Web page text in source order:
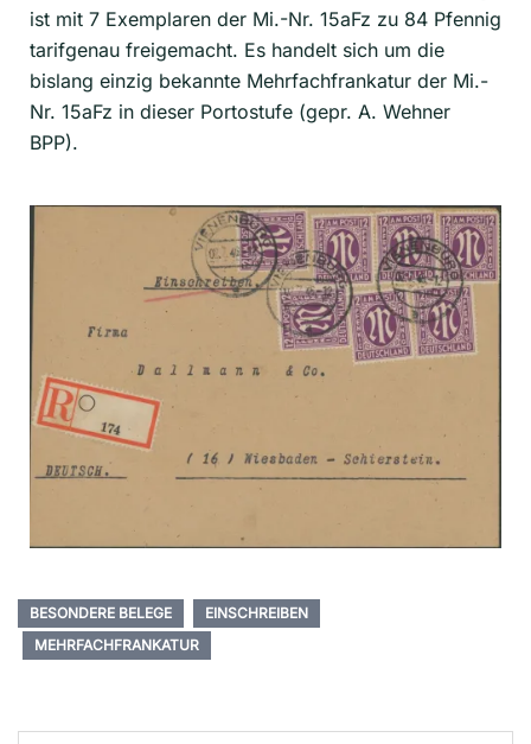
ist mit 7 Exemplaren der Mi.-Nr. 15aFz zu 84 Pfennig
tarifgenau freigemacht. Es handelt sich um die
bislang einzig bekannte Mehrfachfrankatur der Mi.-
Nr. 15aFz in dieser Portostufe (gepr. A. Wehner
BPP).
BESONDERE BELEGE
EINSCHREIBEN
MEHRFACHFRANKATUR